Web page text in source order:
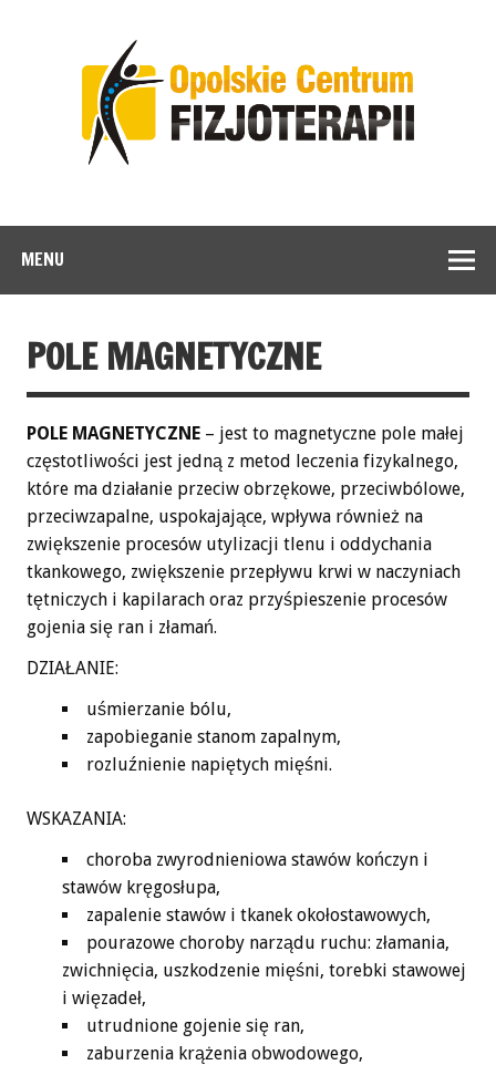
MENU
POLE MAGNETYCZNE
POLE MAGNETYCZNE – jest to magnetyczne pole małej
częstotliwości jest jedną z metod leczenia fizykalnego,
które ma działanie przeciw obrzękowe, przeciwbólowe,
przeciwzapalne, uspokajające, wpływa również na
zwiększenie procesów utylizacji tlenu i oddychania
tkankowego, zwiększenie przepływu krwi w naczyniach
tętniczych i kapilarach oraz przyśpieszenie procesów
gojenia się ran i złamań.
DZIAŁANIE:
uśmierzanie bólu,
zapobieganie stanom zapalnym,
rozluźnienie napiętych mięśni.
WSKAZANIA:
choroba zwyrodnieniowa stawów kończyn i
stawów kręgosłupa,
zapalenie stawów i tkanek okołostawowych,
pourazowe choroby narządu ruchu: złamania,
zwichnięcia, uszkodzenie mięśni, torebki stawowej
i więzadeł,
utrudnione gojenie się ran,
zaburzenia krążenia obwodowego,